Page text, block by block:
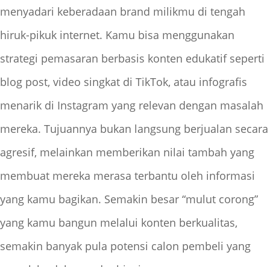
menyadari keberadaan brand milikmu di tengah
hiruk-pikuk internet. Kamu bisa menggunakan
strategi pemasaran berbasis konten edukatif seperti
blog post, video singkat di TikTok, atau infografis
menarik di Instagram yang relevan dengan masalah
mereka. Tujuannya bukan langsung berjualan secara
agresif, melainkan memberikan nilai tambah yang
membuat mereka merasa terbantu oleh informasi
yang kamu bagikan. Semakin besar “mulut corong”
yang kamu bangun melalui konten berkualitas,
semakin banyak pula potensi calon pembeli yang